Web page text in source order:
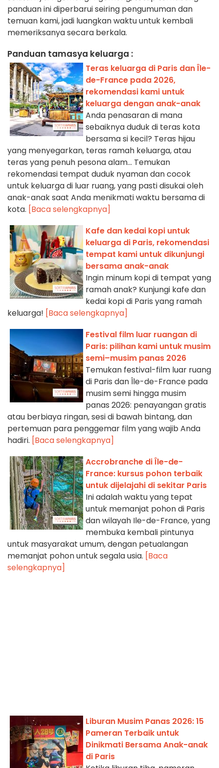
panduan ini diperbarui seiring pengumuman dan
temuan kami, jadi luangkan waktu untuk kembali
memeriksanya secara berkala.
Panduan tamasya keluarga :
Teras keluarga di Paris dan Île-
de-France pada 2026,
rekomendasi kami untuk
keluarga dengan anak-anak
Anda penasaran di mana
sebaiknya duduk di teras kota
bersama si kecil? Teras hijau
yang menyegarkan, teras ramah keluarga, atau
teras yang penuh pesona alam... Temukan
rekomendasi tempat duduk nyaman dan cocok
untuk keluarga di luar ruang, yang pasti disukai oleh
anak-anak saat Anda menikmati waktu bersama di
kota. [Baca selengkapnya]
Kafe dan kedai kopi untuk
keluarga di Paris, rekomendasi
tempat kami untuk dikunjungi
bersama anak-anak
Ingin minum kopi di tempat yang
ramah anak? Kunjungi kafe dan
kedai kopi di Paris yang ramah
keluarga! [Baca selengkapnya]
Festival film luar ruangan di
Paris: pilihan kami untuk musim
semi–musim panas 2026
Temukan festival-film luar ruang
di Paris dan Île-de-France pada
musim semi hingga musim
panas 2026: penayangan gratis
atau berbiaya ringan, sesi di bawah bintang, dan
pertemuan para penggemar film yang wajib Anda
hadiri. [Baca selengkapnya]
Accrobranche di Île-de-
France: kursus pohon terbaik
untuk dijelajahi di sekitar Paris
Ini adalah waktu yang tepat
untuk memanjat pohon di Paris
dan wilayah Ile-de-France, yang
membuka kembali pintunya
untuk masyarakat umum, dengan petualangan
memanjat pohon untuk segala usia. [Baca
selengkapnya]
Liburan Musim Panas 2026: 15
Pameran Terbaik untuk
Dinikmati Bersama Anak-anak
di Paris